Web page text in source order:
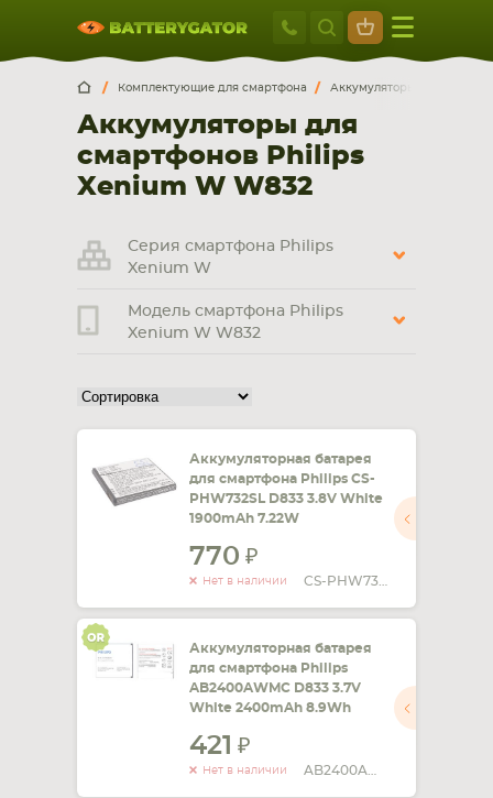
Москва
+7 495 414
Москва
г. Москва, ул. Ткацкая, 5с3 (м. Семеновская)
5 мин. ходьбы от ст.м. “Семеновская”
+7 495 414 28 59
9:00-21:00
смартфона, планшета
Комплектующие для смартфона Аккумуляторы для
Аккумуляторы для
смартфонов Philips
Xenium W W832
Серия смартфона Philips
Xenium W
Модель смартфона Philips
Xenium W W832
Аккумуляторная батарея
для смартфона Philips CS-
PHW732SL D833 3.8V White
1900mAh 7.22W
770
Нет в наличии
Аккумуляторная батарея
для смартфона Philips
AB2400AWMC D833 3.7V
White 2400mAh 8.9Wh
421
Нет в наличии